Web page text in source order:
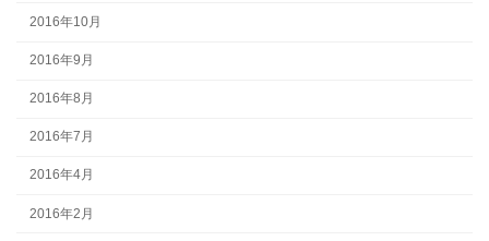
2016年10月
2016年9月
2016年8月
2016年7月
2016年4月
2016年2月